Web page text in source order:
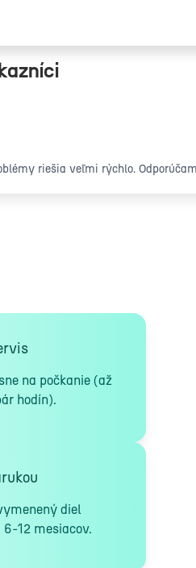
veľmi prehrieval a v hrách som
30 FPS na rovnakých
som cudzinec a mal som
na počkanie (až
hodín).
diel
12 mesiacov.